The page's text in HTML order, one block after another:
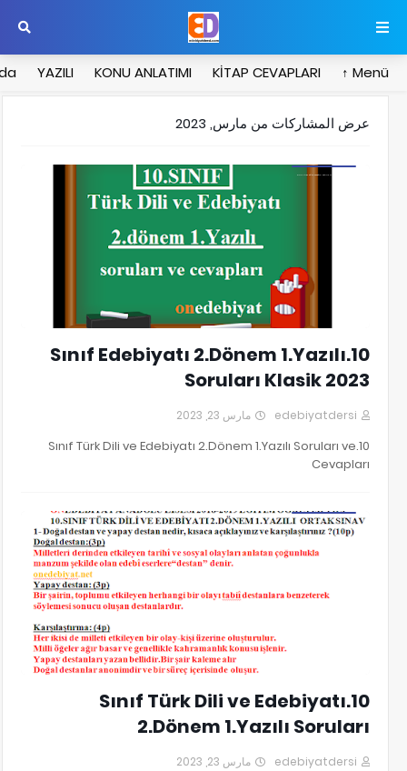
Menü ↑
KİTAP CEVAPLARI
KONU ANLATIMI
YAZILI
عرض المشاركات من مارس, 2023
10.Sınıf Edebiyatı 2.Dönem 1.Yazılı
Soruları Klasik 2023
edebiyatdersi مارس 23, 2023
10.Sınıf Türk Dili ve Edebiyatı 2.Dönem 1.Yazılı Soruları ve
Cevapları
10.SINIF TÜRK DİLİ VE EDEBİYATI 2.DÖNEM 1.YAZILI SORULARI
10.Sınıf Türk Dili ve Edebiyatı
2.Dönem 1.Yazılı Soruları
edebiyatdersi مارس 23, 2023